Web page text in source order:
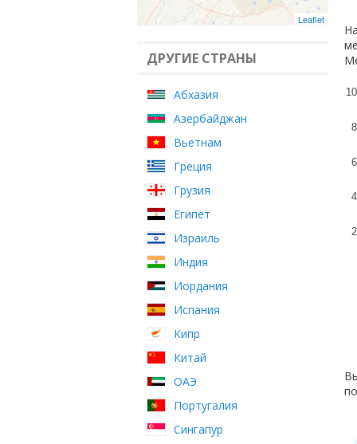
Leaflet
ДРУГИЕ СТРАНЫ
Абхазия
Азербайджан
Вьетнам
Греция
Грузия
Египет
Израиль
Индия
Иордания
Испания
Кипр
Китай
ОАЭ
Португалия
Сингапур